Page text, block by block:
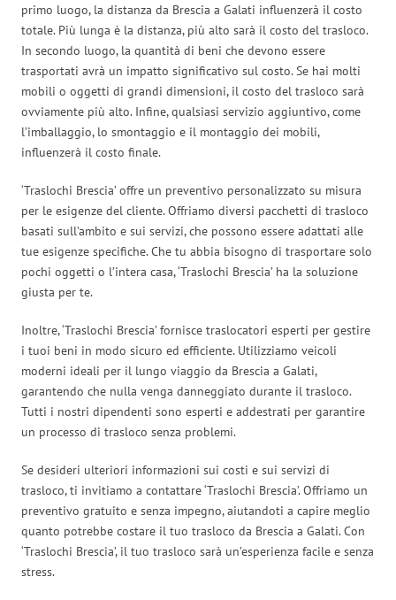
primo luogo, la distanza da Brescia a Galati influenzerà il costo
totale. Più lunga è la distanza, più alto sarà il costo del trasloco.
In secondo luogo, la quantità di beni che devono essere
trasportati avrà un impatto significativo sul costo. Se hai molti
mobili o oggetti di grandi dimensioni, il costo del trasloco sarà
ovviamente più alto. Infine, qualsiasi servizio aggiuntivo, come
l’imballaggio, lo smontaggio e il montaggio dei mobili,
influenzerà il costo finale.
‘Traslochi Brescia’ offre un preventivo personalizzato su misura
per le esigenze del cliente. Offriamo diversi pacchetti di trasloco
basati sull’ambito e sui servizi, che possono essere adattati alle
tue esigenze specifiche. Che tu abbia bisogno di trasportare solo
pochi oggetti o l’intera casa, ‘Traslochi Brescia’ ha la soluzione
giusta per te.
Inoltre, ‘Traslochi Brescia’ fornisce traslocatori esperti per gestire
i tuoi beni in modo sicuro ed efficiente. Utilizziamo veicoli
moderni ideali per il lungo viaggio da Brescia a Galati,
garantendo che nulla venga danneggiato durante il trasloco.
Tutti i nostri dipendenti sono esperti e addestrati per garantire
un processo di trasloco senza problemi.
Se desideri ulteriori informazioni sui costi e sui servizi di
trasloco, ti invitiamo a contattare ‘Traslochi Brescia’. Offriamo un
preventivo gratuito e senza impegno, aiutandoti a capire meglio
quanto potrebbe costare il tuo trasloco da Brescia a Galati. Con
‘Traslochi Brescia’, il tuo trasloco sarà un’esperienza facile e senza
stress.